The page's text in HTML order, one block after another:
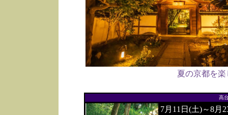
夏の京都を
高
7月11日(土)～8月